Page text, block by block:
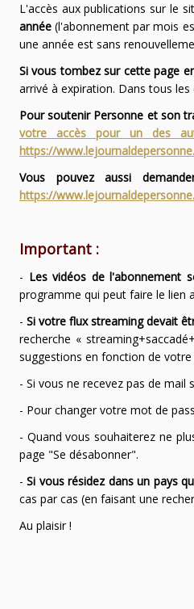
L'accès aux publications sur le
année(l'abonnement par mois
une année est sans
Si vous tombez sur cette page
arrivé à expiration. Dans tous les
Pour soutenir Personne et son
votre accès pour un des
https://
Vous pouvez aussi
https://
Important :
- Les vidéos de l'abonnement
programme qui peut faire le lien
- Si votre flux streaming devait
recherche «
suggestions en fonction de
- Si vous ne recevez pas de
- Pour changer votre mot de
- Quand vous souhaiterez ne
page "Se désabonner".
-Si vous résidez dans un pays
cas par cas (en faisant une
Au plaisir !